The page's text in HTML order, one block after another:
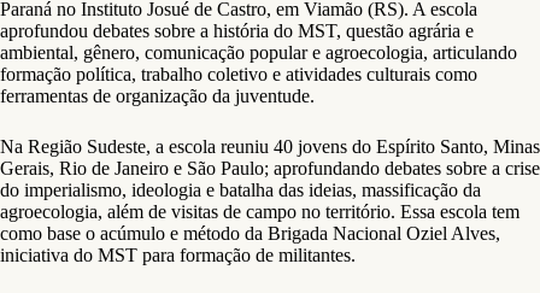
Paraná no Instituto Josué de Castro, em Viamão (RS). A escola
aprofundou debates sobre a história do MST, questão agrária e
ambiental, gênero, comunicação popular e agroecologia, articulando
formação política, trabalho coletivo e atividades culturais como
ferramentas de organização da juventude.
Na Região Sudeste, a escola reuniu 40 jovens do Espírito Santo, Minas
Gerais, Rio de Janeiro e São Paulo; aprofundando debates sobre a crise
do imperialismo, ideologia e batalha das ideias, massificação da
agroecologia, além de visitas de campo no território. Essa escola tem
como base o acúmulo e método da Brigada Nacional Oziel Alves,
iniciativa do MST para formação de militantes.